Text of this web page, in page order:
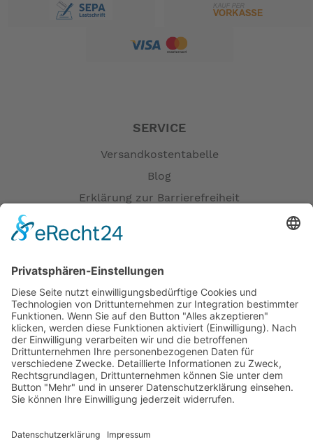
SERVICE
Versandkostentabelle
Blog
Erklärung zur Barrierefreiheit
Verfügbarkeiten
Zahlung und Versand
Datenschutz
Fernabsatz
Widerrufsrecht MS
Widerrufsrecht bei Dienstleistungen